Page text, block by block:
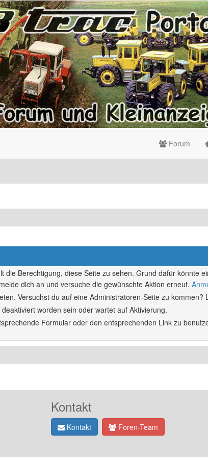
Forum
die Berechtigung, diese Seite zu sehen. Grund dafür könnte
dich an und versuche die gewünschte Aktion erneut.
Versuchst du auf eine Administratoren-Seite zu
worden sein oder wartet auf Aktivierung.
Formular oder den entsprechenden Link zu
Kontakt
Kontakt Foren-Team